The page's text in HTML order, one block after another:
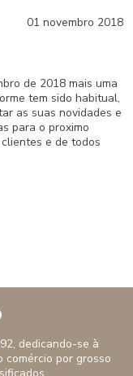
01 novembro 2018
de 2018 mais uma
tem sido habitual,
as suas novidades e
para o proximo
e de todos
dedicando-se à
comércio por grosso